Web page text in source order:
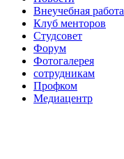
Внеучебная работа
Клуб менторов
Студсовет
Форум
Фотогалерея
сотрудникам
Профком
Медиацентр